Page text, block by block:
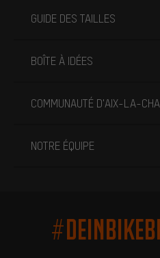
GUIDE DES TAILLES
BOÎTE À IDÉES
COMMUNAUTÉ D'AIX-LA-
NOTRE ÉQUIPE